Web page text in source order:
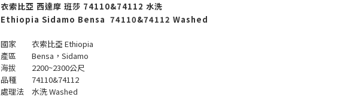
衣索比亞 西達摩 班莎 74110&74112 水洗
Ethiopia Sidamo Bensa 74110&74112 Washed
國家 衣索比亞 Ethiopia
產區 Bensa，Sidamo
海拔 2200~2300公尺
品種 74110&74112
處理法 水洗 Washed